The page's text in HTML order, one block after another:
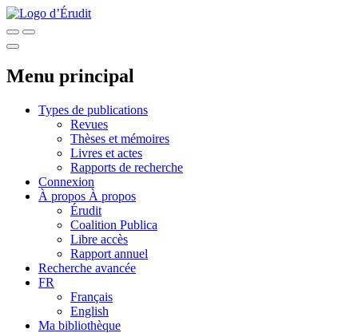
Menu principal
Types de publications
Revues
Thèses et mémoires
Livres et actes
Rapports de recherche
Connexion
À propos À propos
Érudit
Coalition Publica
Libre accès
Rapport annuel
Recherche avancée
FR
Français
English
Ma bibliothèque